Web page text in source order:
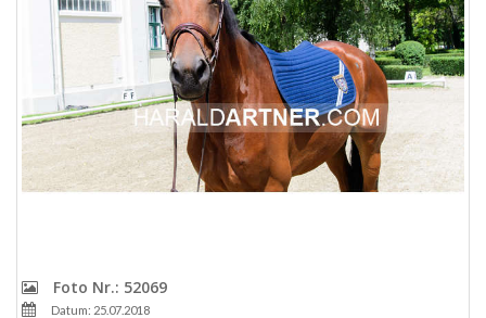
Foto Nr.: 52069
Datum: 25.07.2018